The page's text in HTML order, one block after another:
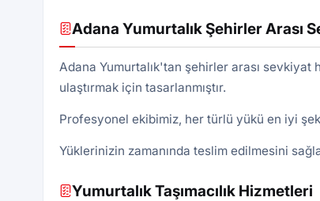
Adana Yumurtalık Şehirler Arası
Adana Yumurtalık'tan şehirler arası
ulaştırmak için tasarlanmıştır.
Profesyonel ekibimiz, her türlü yükü en iyi
Yüklerinizin zamanında teslim edilmesini
Yumurtalık Taşımacılık Hizmetleri